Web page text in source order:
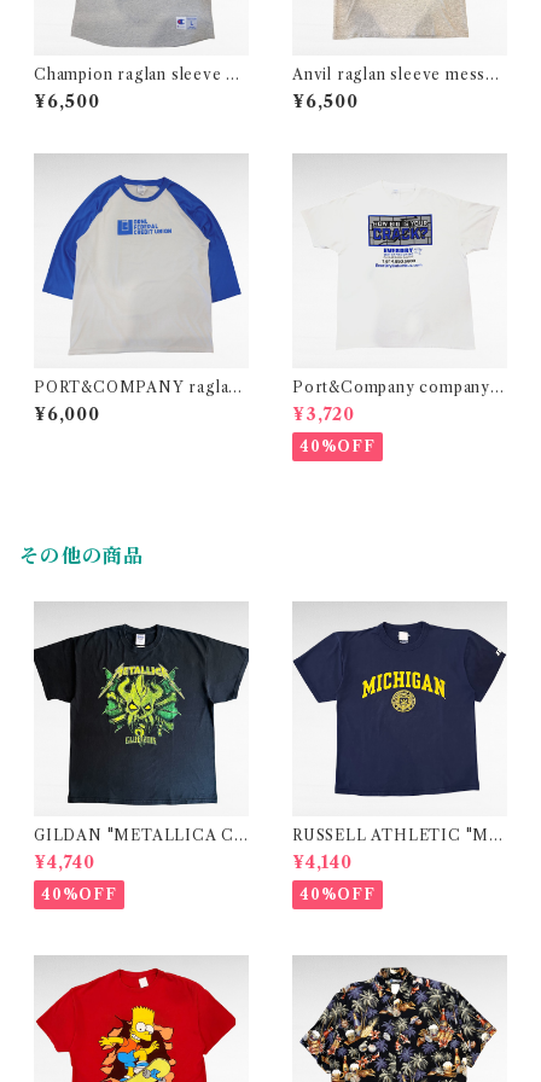
Champion raglan sleeve ba
seball print t-shirt
¥6,500
Anvil raglan sleeve messag
e print t-shirt
¥6,500
PORT&COMPANY raglan
sleeve print t-shirt
¥6,000
Port&Company company p
rint t-shirt
¥3,720
40%OFF
その他の商品
GILDAN "METALLICA CL
UB" band logo print t-shirt
¥4,740
40%OFF
RUSSELL ATHLETIC "MI
CHIGAN" college print t-s
hirt
¥4,140
40%OFF